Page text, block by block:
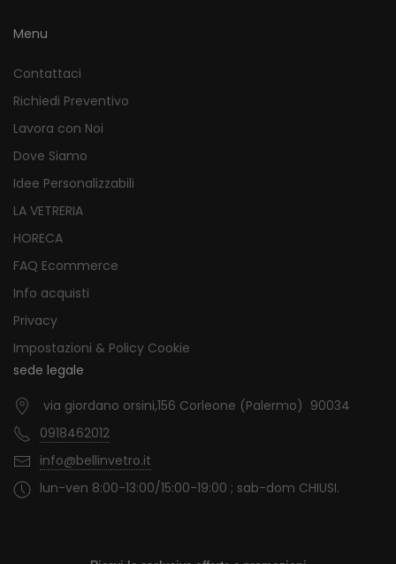
Menu
Contattaci
Richiedi Preventivo
Lavora con Noi
Dove Siamo
Idee Personalizzabili
LA VETRERIA
HORECA
FAQ Ecommerce
Info acquisti
Privacy
Impostazioni & Policy Cookie
sede legale
via giordano orsini,156 Corleone (Palermo) 90034
0918462012
info@bellinvetro.it
lun-ven 8:00-13:00/15:00-19:00 ; sab-dom CHIUSI.